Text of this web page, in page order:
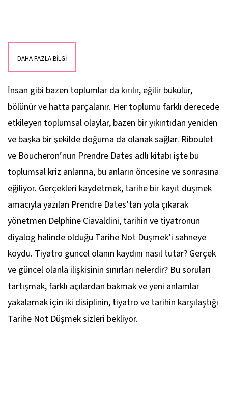
DAHA FAZLA BİLGİ
İnsan gibi bazen toplumlar da kırılır, eğilir bükülür,
bölünür ve hatta parçalanır. Her toplumu farklı derecede
etkileyen toplumsal olaylar, bazen bir yıkıntıdan yeniden
ve başka bir şekilde doğuma da olanak sağlar. Riboulet
ve Boucheron’nun Prendre Dates adlı kitabı işte bu
toplumsal kriz anlarına, bu anların öncesine ve sonrasına
eğiliyor. Gerçekleri kaydetmek, tarihe bir kayıt düşmek
amacıyla yazılan Prendre Dates’tan yola çıkarak
yönetmen Delphine Ciavaldini, tarihin ve tiyatronun
diyalog halinde olduğu Tarihe Not Düşmek’i sahneye
koydu. Tiyatro güncel olanın kaydını nasıl tutar? Gerçek
ve güncel olanla ilişkisinin sınırları nelerdir? Bu soruları
tartışmak, farklı açılardan bakmak ve yeni anlamlar
yakalamak için iki disiplinin, tiyatro ve tarihin karşılaştığı
Tarihe Not Düşmeksizleri bekliyor.